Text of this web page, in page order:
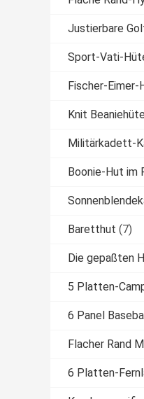
Justierbare
Sport-Vati-
Fischer-Eimer-
Knit Beaniehüte
Militärkadett-
Boonie-Hut im
Baretthut (7)
Die gepaßten
5 Platten-
6 Panel
Flacher Rand
6 Platten-